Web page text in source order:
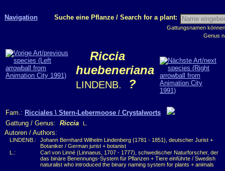
Navigation Suche eine Pflanze / Search for a plant:
Gattungsnamen
Genus
Riccia
huebeneriana
LINDENB. ?
Fam.: Ricciales \ Stern-Lebermoose / Crystalworts
Gattung / Genus: Riccia L.
Autoren / Authors:
LINDENB.:
Johann Bernhard Wilhelm Lindenberg (1781 - 1851), deutscher Jurist +
Botaniker / German jurist + botanist
L.:
Carl von Linné (Linnaeus, 1707 - 1777), schwedischer Naturforscher, der
das binäre Benennungs-System für Pflanzen + Tiere einführte / Swedish
naturalist who introduced the binary naming system for plants + animals